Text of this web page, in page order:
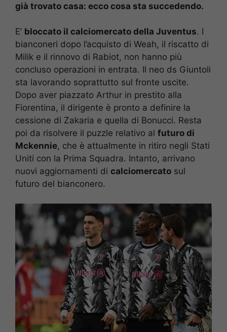
già trovato casa: ecco cosa sta succedendo.
E’ bloccato il calciomercato della Juventus. I
bianconeri dopo l’acquisto di Weah, il riscatto di
Milik e il rinnovo di Rabiot, non hanno più
concluso operazioni in entrata. Il neo ds Giuntoli
sta lavorando soprattutto sul fronte uscite.
Dopo aver piazzato Arthur in prestito alla
Fiorentina, il dirigente è pronto a definire la
cessione di Zakaria e quella di Bonucci. Resta
poi da risolvere il puzzle relativo al futuro di
Mckennie, che è attualmente in ritiro negli Stati
Uniti con la Prima Squadra. Intanto, arrivano
nuovi aggiornamenti di calciomercato sul
futuro del bianconero.